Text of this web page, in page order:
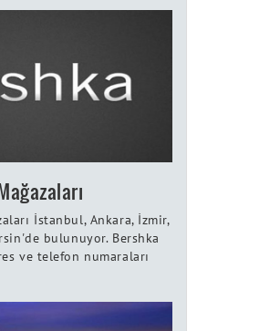
İstanbul, Ankara, İzmir,
bulunuyor. Bershka
ve telefon numaraları